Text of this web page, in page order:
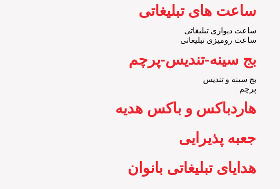
ساعت های تبلیغاتی
ساعت دیواری تبلیغاتی
ساعت رومیزی تبلیغاتی
بج سینه-تندیس-پرچم
بج سینه و تندیس
پرچم
هاردباکس و باکس هدیه
جعبه پذیرایی
هدایای تبلیغاتی بانوان